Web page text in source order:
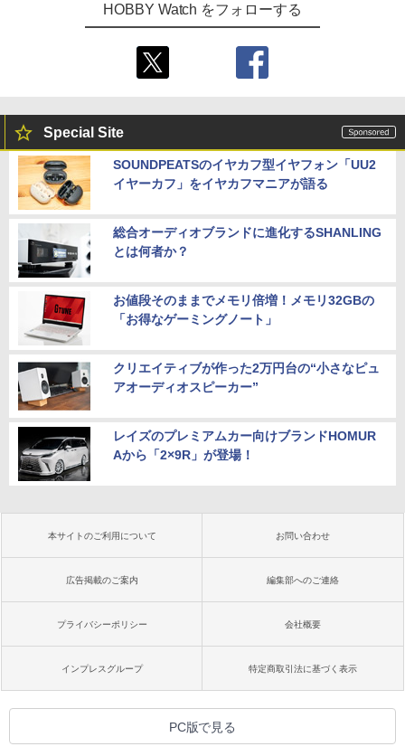
HOBBY Watch をフォローする
Special Site
SOUNDPEATSのイヤカフ型イヤフォン「UU2
イヤーカフ」をイヤカフマニアが語る
総合オーディオブランドに進化するSHANLING
とは何者か？
お値段そのままでメモリ倍増！メモリ32GBの
「お得なゲーミングノート」
クリエイティブが作った2万円台の“小さなピュ
アオーディオスピーカー”
レイズのプレミアムカー向けブランドHOMUR
Aから「2×9R」が登場！
本サイトのご利用について お問い合わせ
広告掲載のご案内 編集部へのご連絡
プライバシーポリシー 会社概要
インプレスグループ 特定商取引法に基づく表示
PC版で見る